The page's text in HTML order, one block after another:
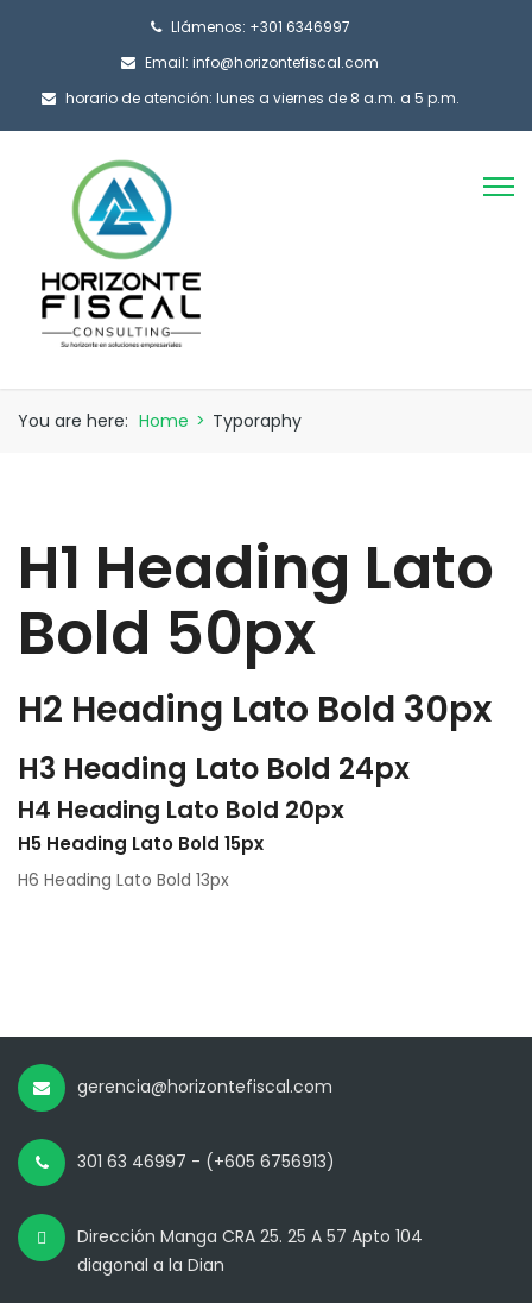
Llámenos: +301 6346997
Email: info@horizontefiscal.com
horario de atención: lunes a viernes de 8 a.m. a 5 p.m.
You are here: Home > Typoraphy
H1 Heading Lato
Bold 50px
H2 Heading Lato Bold 30px
H3 Heading Lato Bold 24px
H4 Heading Lato Bold 20px
H5 Heading Lato Bold 15px
H6 Heading Lato Bold 13px
gerencia@horizontefiscal.com
301 63 46997 - (+605 6756913)
Dirección Manga CRA 25. 25 A 57 Apto 104
diagonal a la Dian